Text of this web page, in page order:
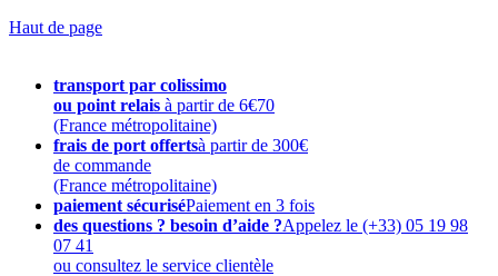
Haut de page
transport par colissimo
ou point relais à partir de 6€70
(France métropolitaine)
frais de port offertsà partir de 300€
de commande
(France métropolitaine)
paiement sécuriséPaiement en 3 fois
des questions ? besoin d’aide ?Appelez le (+33) 05 19 98
07 41
ou consultez le service clientèle